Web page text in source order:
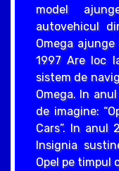
model
autovehicul
Omega
1997 Are loc
sistem de
Omega. In
de imagine:
Cars”. In anul
Insignia
Opel pe timpul